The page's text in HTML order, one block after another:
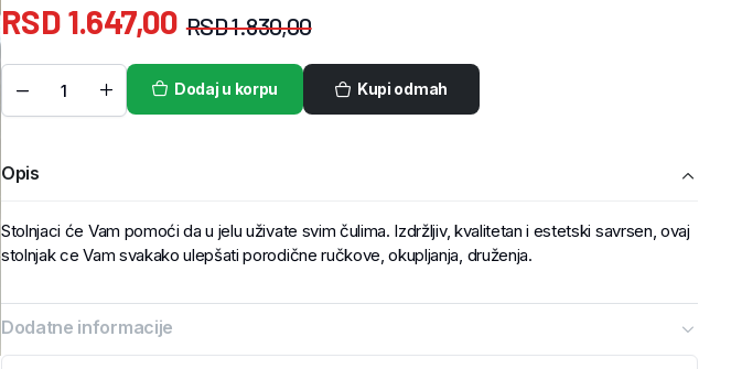
RSD1.830,00
RSD1.647,00
Dodaj u korpu Kupi odmah
Opis
Stolnjaci će Vam pomoći da u jelu uživate svim čulima. Izdržljiv, kvalitetan i estetski savrsen, ovaj
stolnjak ce Vam svakako ulepšati porodične ručkove, okupljanja, druženja.
Dodatne informacije